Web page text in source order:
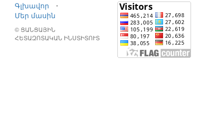
Գլխավոր
⋅
Մեր մասին
© ՑԱՆՑԱՅԻՆ
ՀԵՏԱԶՈՏԱԿԱՆ ԻՆՍՏԻՏՈՒՏ